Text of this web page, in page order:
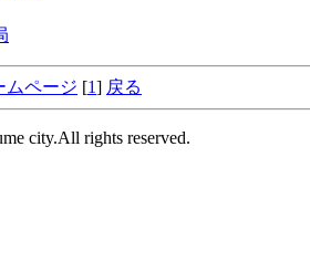
ムページ [1] 戻る
city.All rights reserved.